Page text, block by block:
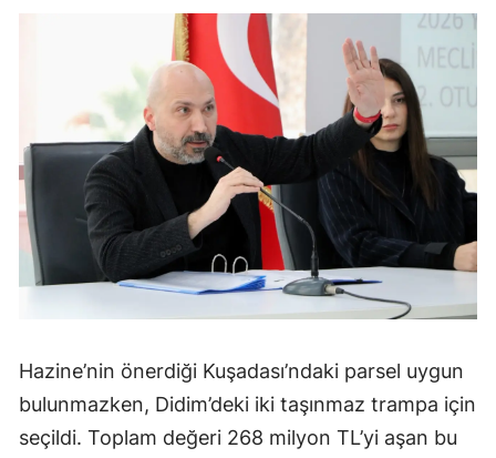
Hazine’nin önerdiği Kuşadası’ndaki parsel uygun
bulunmazken, Didim’deki iki taşınmaz trampa için
seçildi. Toplam değeri 268 milyon TL’yi aşan bu